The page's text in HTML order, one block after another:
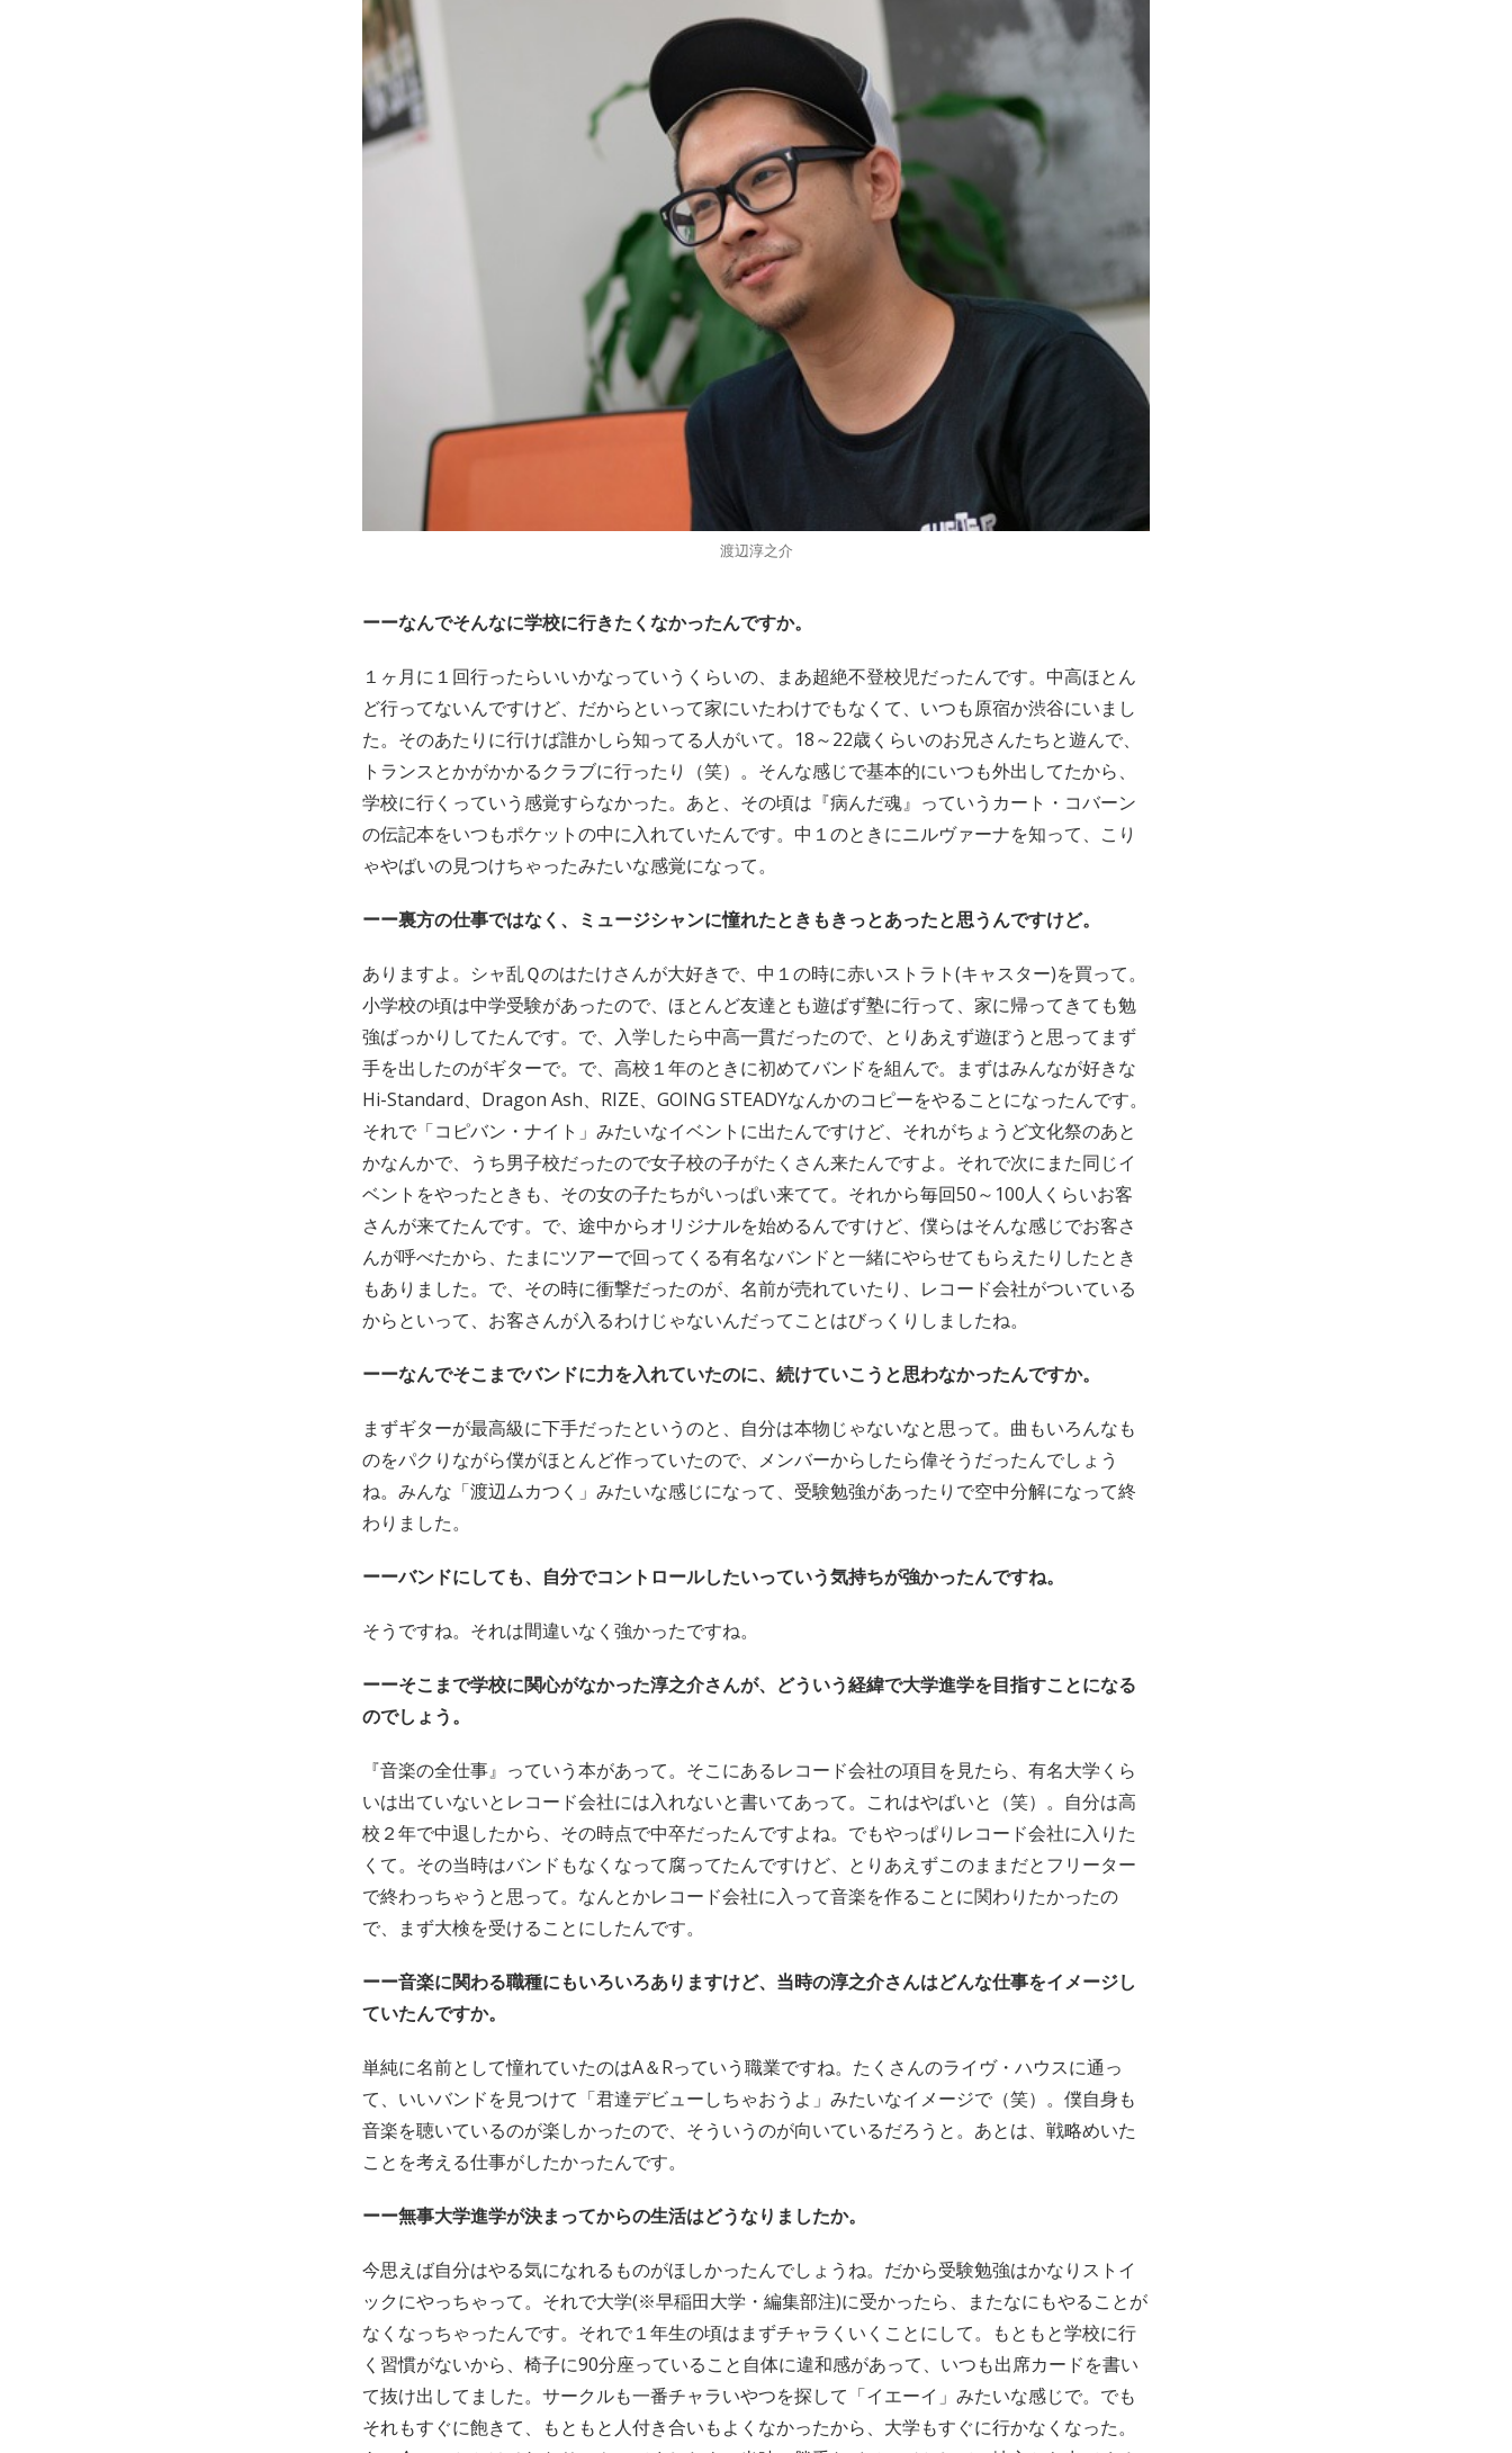
渡辺淳之介
ーーなんでそんなに学校に行きたくなかったんですか。
１ヶ月に１回行ったらいいかなっていうくらいの、まあ超絶不登校児だったんです。中高ほとん
ど行ってないんですけど、だからといって家にいたわけでもなくて、いつも原宿か渋谷にいまし
た。そのあたりに行けば誰かしら知ってる人がいて。18～22歳くらいのお兄さんたちと遊んで、
トランスとかがかかるクラブに行ったり（笑）。そんな感じで基本的にいつも外出してたから、
学校に行くっていう感覚すらなかった。あと、その頃は『病んだ魂』っていうカート・コバーン
の伝記本をいつもポケットの中に入れていたんです。中１のときにニルヴァーナを知って、こり
ゃやばいの見つけちゃったみたいな感覚になって。
ーー裏方の仕事ではなく、ミュージシャンに憧れたときもきっとあったと思うんですけど。
ありますよ。シャ乱Ｑのはたけさんが大好きで、中１の時に赤いストラト(キャスター)を買って。
小学校の頃は中学受験があったので、ほとんど友達とも遊ばず塾に行って、家に帰ってきても勉
強ばっかりしてたんです。で、入学したら中高一貫だったので、とりあえず遊ぼうと思ってまず
手を出したのがギターで。で、高校１年のときに初めてバンドを組んで。まずはみんなが好きな
Hi-Standard、Dragon Ash、RIZE、GOING STEADYなんかのコピーをやることになったんです。
それで「コピバン・ナイト」みたいなイベントに出たんですけど、それがちょうど文化祭のあと
かなんかで、うち男子校だったので女子校の子がたくさん来たんですよ。それで次にまた同じイ
ベントをやったときも、その女の子たちがいっぱい来てて。それから毎回50～100人くらいお客
さんが来てたんです。で、途中からオリジナルを始めるんですけど、僕らはそんな感じでお客さ
んが呼べたから、たまにツアーで回ってくる有名なバンドと一緒にやらせてもらえたりしたとき
もありました。で、その時に衝撃だったのが、名前が売れていたり、レコード会社がついている
からといって、お客さんが入るわけじゃないんだってことはびっくりしましたね。
ーーなんでそこまでバンドに力を入れていたのに、続けていこうと思わなかったんですか。
まずギターが最高級に下手だったというのと、自分は本物じゃないなと思って。曲もいろんなも
のをパクりながら僕がほとんど作っていたので、メンバーからしたら偉そうだったんでしょう
ね。みんな「渡辺ムカつく」みたいな感じになって、受験勉強があったりで空中分解になって終
わりました。
ーーバンドにしても、自分でコントロールしたいっていう気持ちが強かったんですね。
そうですね。それは間違いなく強かったですね。
ーーそこまで学校に関心がなかった淳之介さんが、どういう経緯で大学進学を目指すことになる
のでしょう。
『音楽の全仕事』っていう本があって。そこにあるレコード会社の項目を見たら、有名大学くら
いは出ていないとレコード会社には入れないと書いてあって。これはやばいと（笑）。自分は高
校２年で中退したから、その時点で中卒だったんですよね。でもやっぱりレコード会社に入りた
くて。その当時はバンドもなくなって腐ってたんですけど、とりあえずこのままだとフリーター
で終わっちゃうと思って。なんとかレコード会社に入って音楽を作ることに関わりたかったの
で、まず大検を受けることにしたんです。
ーー音楽に関わる職種にもいろいろありますけど、当時の淳之介さんはどんな仕事をイメージし
ていたんですか。
単純に名前として憧れていたのはA＆Rっていう職業ですね。たくさんのライヴ・ハウスに通っ
て、いいバンドを見つけて「君達デビューしちゃおうよ」みたいなイメージで（笑）。僕自身も
音楽を聴いているのが楽しかったので、そういうのが向いているだろうと。あとは、戦略めいた
ことを考える仕事がしたかったんです。
ーー無事大学進学が決まってからの生活はどうなりましたか。
今思えば自分はやる気になれるものがほしかったんでしょうね。だから受験勉強はかなりストイ
ックにやっちゃって。それで大学(※早稲田大学・編集部注)に受かったら、またなにもやることが
なくなっちゃったんです。それで１年生の頃はまずチャラくいくことにして。もともと学校に行
く習慣がないから、椅子に90分座っていること自体に違和感があって、いつも出席カードを書い
て抜け出してました。サークルも一番チャラいやつを探して「イエーイ」みたいな感じで。でも
それもすぐに飽きて、もともと人付き合いもよくなかったから、大学もすぐに行かなくなった。